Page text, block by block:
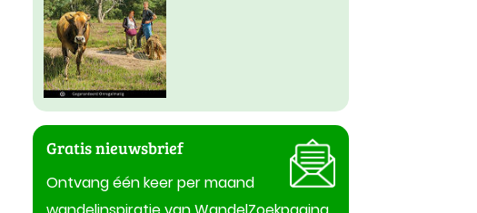
Gratis nieuwsbrief
Ontvang één keer per maand